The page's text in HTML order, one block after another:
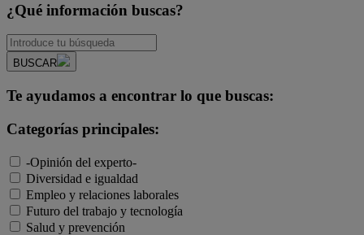
¿Qué información buscas?
BUSCAR
Te ayudamos a encontrar lo que buscas:
Categorías principales:
-Opinión del experto-
Diversidad e igualdad
Empleo y relaciones laborales
Futuro del trabajo y tecnología
Salud y prevención